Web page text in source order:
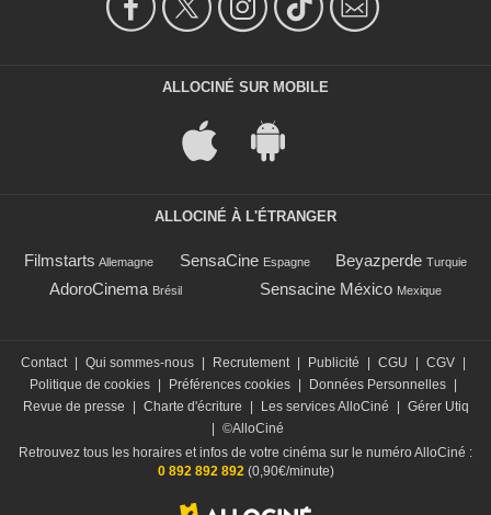
ALLOCINÉ SUR MOBILE
ALLOCINÉ À L'ÉTRANGER
Filmstarts Allemagne SensaCine Espagne Beyazperde Turquie
AdoroCinema Brésil Sensacine México Mexique
Contact | Qui sommes-nous | Recrutement | Publicité | CGU | CGV |
Politique de cookies | Préférences cookies | Données Personnelles |
Revue de presse
| Charte d'écriture | Les services AlloCiné | Gérer Utiq
| ©AlloCiné
Retrouvez tous les horaires et infos de votre cinéma sur le numéro AlloCiné :
0 892 892 892(0,90€/minute)